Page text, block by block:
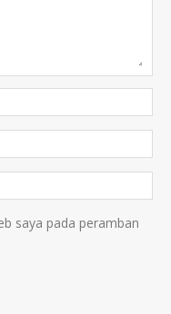
saya pada peramban